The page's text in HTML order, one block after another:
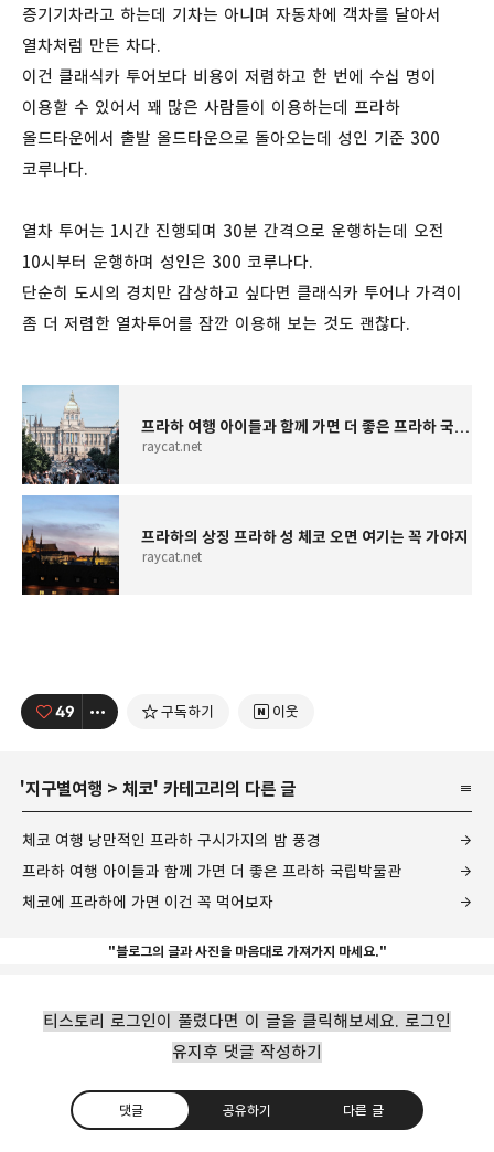
증기기차라고 하는데 기차는 아니며 자동차에 객차를 달아서
열차처럼 만든 차다.
이건 클래식카 투어보다 비용이 저렴하고 한 번에 수십 명이
이용할 수 있어서 꽤 많은 사람들이 이용하는데 프라하
올드타운에서 출발 올드타운으로 돌아오는데 성인 기준 300
코루나다.
열차 투어는 1시간 진행되며 30분 간격으로 운행하는데 오전
10시부터 운행하며 성인은 300 코루나다.
단순히 도시의 경치만 감상하고 싶다면 클래식카 투어나 가격이
좀 더 저렴한 열차투어를 잠깐 이용해 보는 것도 괜찮다.
프라하 여행 아이들과 함께 가면 더 좋은 프라하 국립박물관
raycat.net
프라하의 상징 프라하 성 체코 오면 여기는 꼭 가야지
raycat.net
49 구독하기 이웃
'지구별여행 > 체코' 카테고리의 다른 글
체코 여행 낭만적인 프라하 구시가지의 밤 풍경
프라하 여행 아이들과 함께 가면 더 좋은 프라하 국립박물관
체코에 프라하에 가면 이건 꼭 먹어보자
"블로그의 글과 사진을 마음대로 가져가지 마세요."
티스토리 로그인이 풀렸다면 이 글을 클릭해보세요. 로그인
유지후 댓글 작성하기
댓글 공유하기 다른 글